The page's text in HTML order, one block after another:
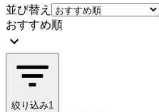
並び替え
おすすめ順
絞り込み1